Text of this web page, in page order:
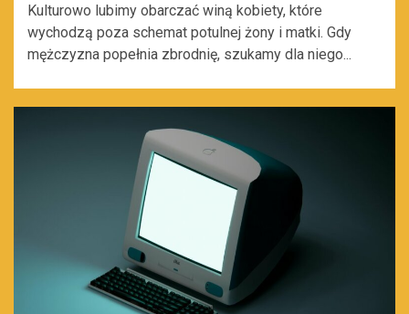
Kulturowo lubimy obarczać winą kobiety, które
wychodzą poza schemat potulnej żony i matki. Gdy
mężczyzna popełnia zbrodnię, szukamy dla niego...